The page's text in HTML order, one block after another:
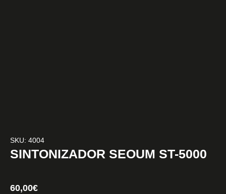
SKU: 4004
SINTONIZADOR SEOUM ST-5000
60,00€